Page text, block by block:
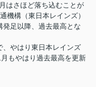
はさほど落ち込むことが
機構（東日本レインズ）
足以降、過去最高とな
、やはり東日本レインズ
もやはり過去最高を更新